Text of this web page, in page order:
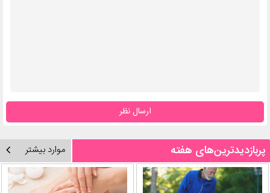
ارسال نظر
پربازدیدترین‌های هفته موارد بیشتر